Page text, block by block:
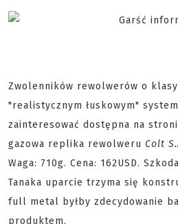
Zwolenników rewolwerów o
"realistycznym łuskowym"
zainteresować dostępna na
gazowa replika rewolweru Colt
Waga: 710g. Cena: 162USD.
Tanaka uparcie trzyma się
full metal byłby zdecydowanie
produktem.